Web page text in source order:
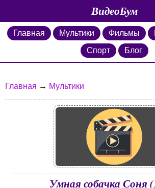
ВидеоБум
Главная Мультики Фильмы
Спорт
Блог
Главная → Мультики
Умная собачка Соня